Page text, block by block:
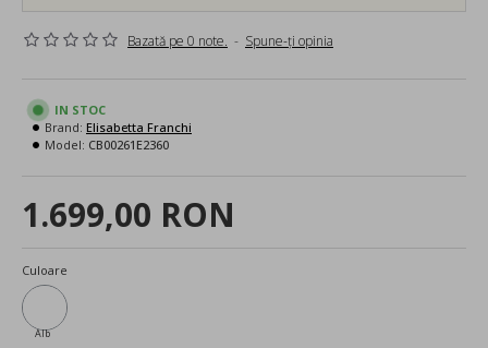
Bazată pe 0 note. - Spune-ţi opinia
1.699,00 RON
IN STOC
Brand: Elisabetta Franchi
Model: CB00261E2360
Culoare
Alb